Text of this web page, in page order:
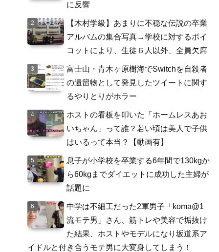
に反響
【木村学級】あまりに不穏な伝説の卒業
アルバムの集合写真→学校に対するボイ
コットにより、生徒６人以外、全員欠席
富士山・青木ヶ原樹海でSwitchを自殺者
の遺留物として発見したツイートに関す
るやりとりがホラー
ホストの看板を叩いた「ホームレスあお
いちゃん」って誰？若い頃は美人で子供
はいるって本当？【動画有】
息子が小学校を卒業する6年間で130kgか
ら60kgまでダイエットに成功した主婦が
話題に
中学は不細工だった2軍男子「koma@1
流モテ男」さん、筋トレや美容で垢抜け
た結果、ホストやモデルになり坂道系ア
イドルと付き合うモテ男に大変身してしまう！